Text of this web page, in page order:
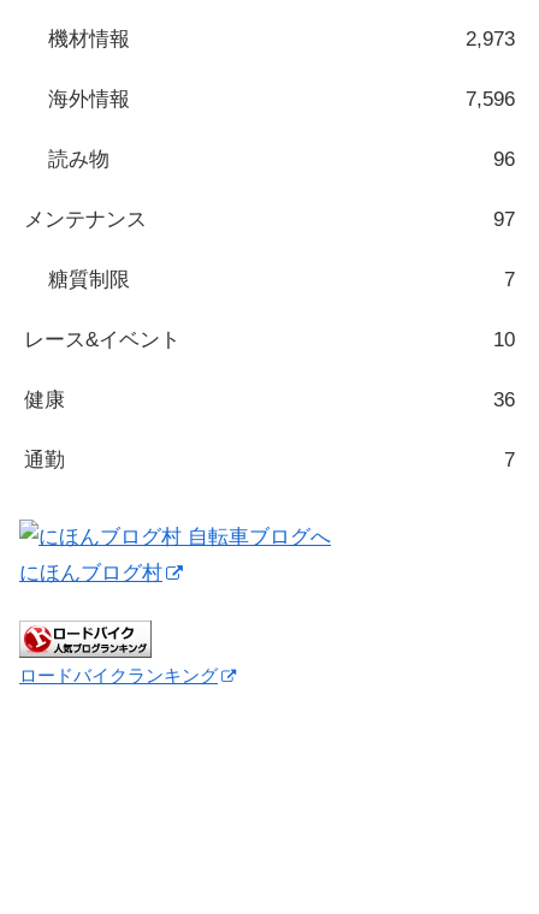
機材情報 2,973
海外情報 7,596
読み物 96
メンテナンス 97
糖質制限 7
レース&イベント 10
健康 36
通勤 7
にほんブログ村
ロードバイクランキング